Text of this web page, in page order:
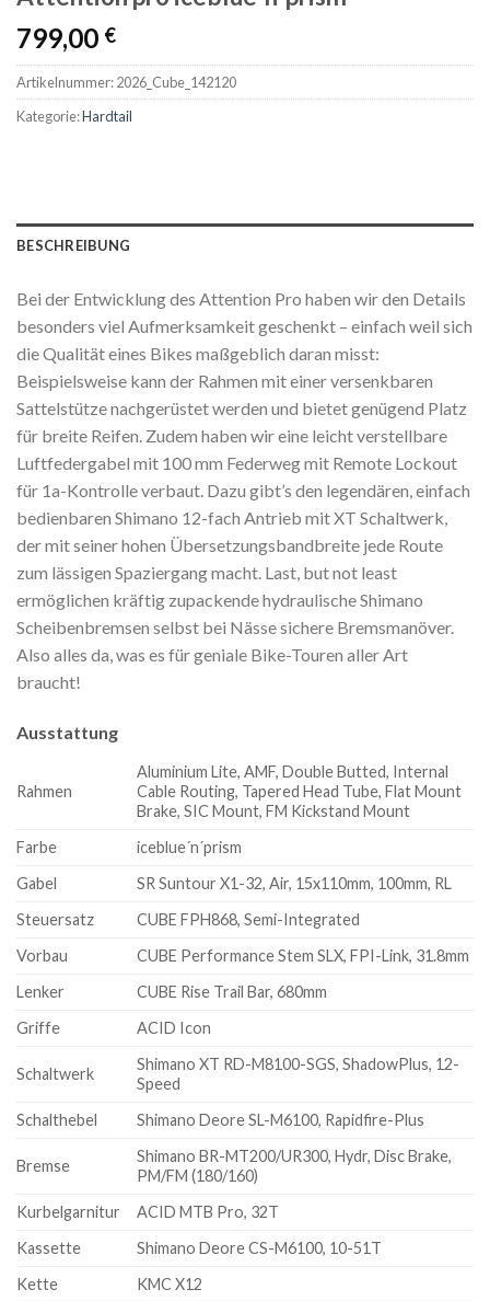
799,00 €
Artikelnummer:2026_Cube_142120
Kategorie:Hardtail
BESCHREIBUNG
Bei der Entwicklung des Attention Pro haben wir den Details
besonders viel Aufmerksamkeit geschenkt – einfach weil sich
die Qualität eines Bikes maßgeblich daran misst:
Beispielsweise kann der Rahmen mit einer versenkbaren
Sattelstütze nachgerüstet werden und bietet genügend Platz
für breite Reifen. Zudem haben wir eine leicht verstellbare
Luftfedergabel mit 100 mm Federweg mit Remote Lockout
für 1a-Kontrolle verbaut. Dazu gibt’s den legendären, einfach
bedienbaren Shimano 12-fach Antrieb mit XT Schaltwerk,
der mit seiner hohen Übersetzungsbandbreite jede Route
zum lässigen Spaziergang macht. Last, but not least
ermöglichen kräftig zupackende hydraulische Shimano
Scheibenbremsen selbst bei Nässe sichere Bremsmanöver.
Also alles da, was es für geniale Bike-Touren aller Art
braucht!
Ausstattung
Rahmen
Aluminium Lite, AMF, Double Butted, Internal
Cable Routing, Tapered Head Tube, Flat Mount
Brake, SIC Mount, FM Kickstand Mount
Farbe
iceblue´n´prism
Gabel
SR Suntour X1-32, Air, 15x110mm, 100mm, RL
Steuersatz
CUBE FPH868, Semi-Integrated
Vorbau
CUBE Performance Stem SLX, FPI-Link, 31.8mm
Lenker
CUBE Rise Trail Bar, 680mm
Griffe
ACID Icon
Schaltwerk
Shimano XT RD-M8100-SGS, ShadowPlus, 12-
Speed
Schalthebel
Shimano Deore SL-M6100, Rapidfire-Plus
Bremse
Shimano BR-MT200/UR300, Hydr, Disc Brake,
PM/FM (180/160)
Kurbelgarnitur
ACID MTB Pro, 32T
Kassette
Shimano Deore CS-M6100, 10-51T
Kette
KMC X12